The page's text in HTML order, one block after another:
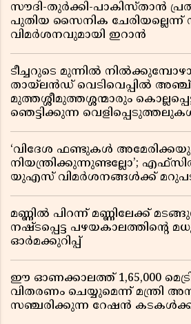
സൗദി-തുർക്കി-പാകിസ്താൻ
പുതിയ സൈനിക ചേരിയല്ലെന്ന്
വിമർശനവുമായി ഇറാൻ
ടീച്ചറുടെ മുന്നിൽ
തായ്‌ലൻഡ് വെടിവെപ്പിൽ
മുത്തശ്ശീമുത്തശ്ശന്മാരും
ഞെട്ടിക്കുന്ന
‘വിദേശ ഫണ്ടുകൾ
നിയന്ത്രിക്കുന്നുണ്ടല്ലോ’;
യുഎസ് വിമർശനങ്ങൾക്ക്
മണ്ണിൽ പിറന്ന് മണ്ണിലേക്ക്
നഷ്ടപ്പെട്ട പഴയകാലത്തിൻ്റെ
ഓർമക്കുറിപ്പ്
ഈ ഓണക്കാലത്ത് 1,65,000
വിതരണം ചെയ്യുമെന്ന് മന്ത്രി
സഞ്ചരിക്കുന്ന റേഷൻ